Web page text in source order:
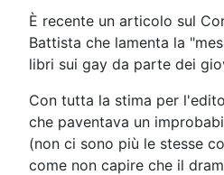
È recente un articolo sul
Battista che lamenta la
libri sui gay da parte dei
Con tutta la stima per
che paventava un
(non ci sono più le stesse
come non capire che il